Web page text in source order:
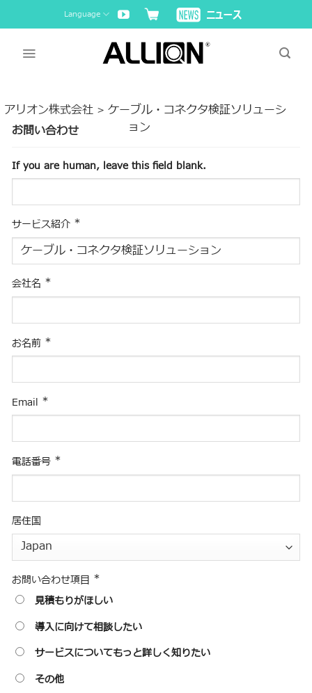
to
Language
アリオン株式会社> ケーブル・コネクタ検証ソリューシ
ョン
お問い合わせ
If you are human, leave this field blank.
サービス紹介 *
会社名 *
お名前 *
Email *
電話番号 *
居住国
お問い合わせ項目 *
見積もりがほしい
導入に向けて相談したい
サービスについてもっと詳しく知りたい
その他